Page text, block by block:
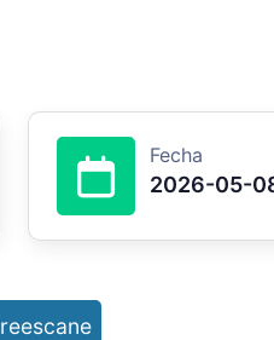
Fecha
2026-05-
reescane